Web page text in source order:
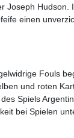
Joseph
einen
Fouls
und roten
Spiels
bei Spielen